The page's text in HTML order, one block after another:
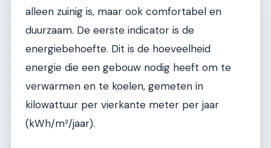
alleen zuinig is, maar ook comfortabel en
duurzaam. De eerste indicator is de
energiebehoefte. Dit is de hoeveelheid
energie die een gebouw nodig heeft om te
verwarmen en te koelen, gemeten in
kilowattuur per vierkante meter per jaar
(kWh/m²/jaar).